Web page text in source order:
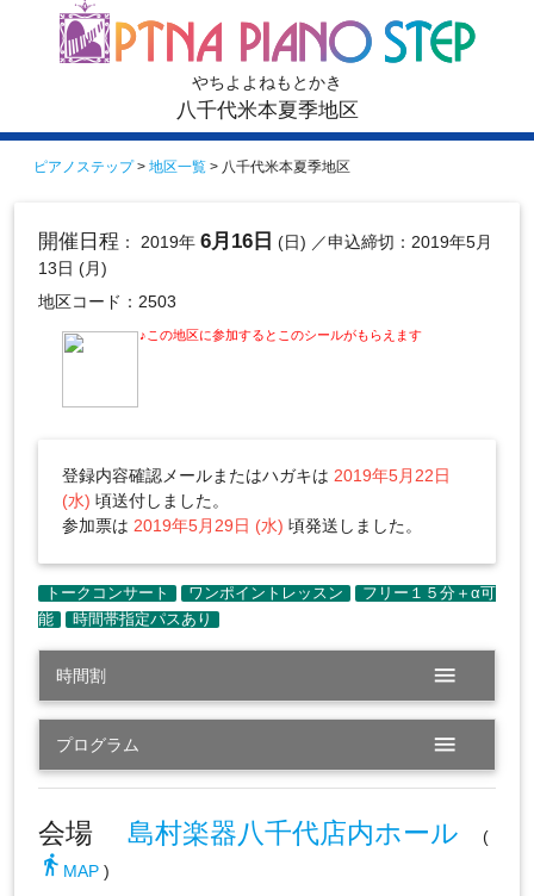
やちよよねもとかき
八千代米本夏季地区
ピアノステップ> 地区一覧 > 八千代米本夏季地区
開催日程 ： 2019年 6月16日 (日) ／申込締切：2019年5月
13日 (月)
地区コード：2503
♪この地区に参加するとこのシールがもらえます
登録内容確認メールまたはハガキは 2019年5月22日
(水) 頃送付しました。
参加票は 2019年5月29日 (水) 頃発送しました。
時間割 menu
プログラム menu
会場 島村楽器八千代店内ホール (
directions_walk MAP)